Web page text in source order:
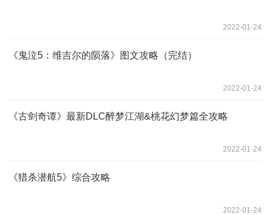
2022-01-24
《鬼泣5：维吉尔的陨落》图文攻略（完结）
2022-01-24
《古剑奇谭》最新DLC醉梦江湖&桃花幻梦篇全攻略
2022-01-24
《猎杀潜航5》综合攻略
2022-01-24